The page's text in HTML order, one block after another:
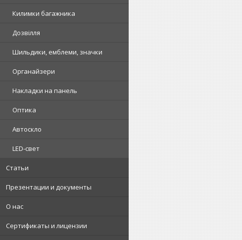
Килимки багажника
Дозвілля
Шильдики, емблеми, значки
Органайзери
Накладки на панель
Оптика
Автоскло
LED-свет
Статьи
Презентации и документы
О нас
Сертификаты и лицензии